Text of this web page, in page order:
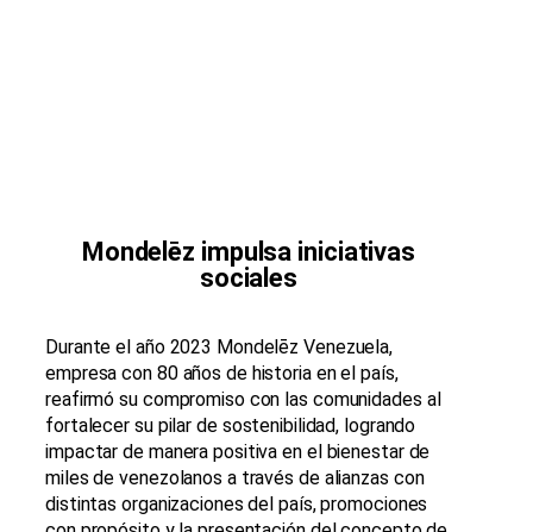
Mondelēz impulsa iniciativas
sociales
Durante el año 2023 Mondelēz Venezuela,
empresa con 80 años de historia en el país,
reafirmó su compromiso con las comunidades al
fortalecer su pilar de sostenibilidad, logrando
impactar de manera positiva en el bienestar de
miles de venezolanos a través de alianzas con
distintas organizaciones del país, promociones